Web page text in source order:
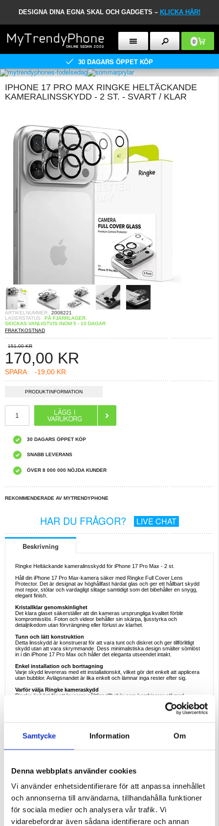
Samtycke Information Om
Denna webbplats använder cookies
Vi använder enhetsidentifierare för att anpassa innehållet
och annonserna till användarna, tillhandahålla funktioner
för sociala medier och analysera vår trafik. Vi
vidarebefordrar även sådana identifierare och annan
DESIGNA DINA EGNA SKAL OCH GADGETS – KLICKA HÄR!
0
30 DAGARS ÖPPET KÖP
IPHONE 17 PRO MAX RINGKE HELTÄCKANDE
KAMERALINSSKYDD - 2 ST. - SVART / KLAR
ARTIKELNUMMER: 2008221
LAGERSTATUS: PÅ FJÄRRLAGER.
SKICKAS VANLIGTVIS INOM 5 - 10 DAGAR
FRAKTKOSTNAD
151,00 KR
170,00 KR
SPARA: -19,00 KR
PRODUKTINFORMATION
30 DAGARS ÖPPET KÖP
SNABB LEVERANS
ÖVER 8 000 000 NÖJDA KUNDER
REKOMMENDERADE AV MYTRENDYPHONE
HAR DU FRÅGOR? LIVE CHAT
Beskrivning
Ringke Heltäckande kameralinsskydd för iPhone 17 Pro Max - 2 st.
Håll din iPhone 17 Pro Max-kamera säker med Ringke Full Cover Lens
Protector. Det är designat av höghållfast härdat glas och ger ett hållbart skydd
mot repor, stötar och vardagligt slitage samtidigt som det bibehåller en snygg,
elegant finish.
Kristallklar genomskinlighet
Det klara glaset säkerställer att din kameras ursprungliga kvalitet förblir
kompromisslös. Foton och videor behåller sin skärpa, ljusstyrka och
detaljrikedom utan förvrängning eller förlust av klarhet.
Tunn och lätt konstruktion
Detta linsskydd är konstruerat för att vara tunt och diskret och ger tillförlitligt
skydd utan att vara skrymmande. Dess minimalistiska design smälter sömlöst
in i din iPhone 17 Pro Max och håller det eleganta utseendet intakt.
Enkel installation och borttagning
Varje skydd levereras med ett installationskit, vilket gör det enkelt att applicera
utan bubblor. Avlägsnandet är lika enkelt och lämnar inga rester efter sig.
Varför välja Ringke kameraskydd
Ringke är känt för att leverera pålitliga tillbehör som kombinerar stil med
säkerhet. Med detta 2-pack linsskydd får du inte bara premiumskydd utan även
- Skyddar mot repor, stötar och damm
- Kristallklar transparens bevarar fotokvaliteten
Goda exempel på användning
- Skyddar linser under resor eller utomhusaktiviteter
- Vardagsskydd mot oavsiktliga stötar och fall
- Bibehåller kamerans kvalitet för långvarig användning
Satsen innehåller:
- 2 x Ringke objektivskydd för kamera
- 2 x Installationssats